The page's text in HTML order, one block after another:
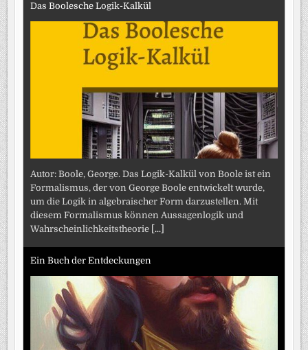
Das Boolesche Logik-Kalkül
Autor: Boole, George. Das Logik-Kalkül von Boole ist ein
Formalismus, der von George Boole entwickelt wurde,
um die Logik in algebraischer Form darzustellen. Mit
diesem Formalismus können Aussagenlogik und
Wahrscheinlichkeitstheorie [...]
Ein Buch der Entdeckungen